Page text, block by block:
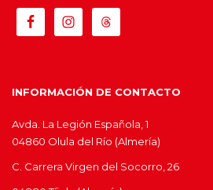
INFORMACIÓN DE CONTACTO
Avda. La Legión Española, 1
04860 Olula del Río (Almería)
C. Carrera Virgen del Socorro, 26